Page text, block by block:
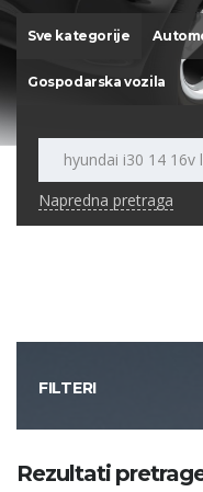
Sve kategorije
Gospodarska vozila
Napredna pretraga
FILTERI
Kategorija
Rezultati